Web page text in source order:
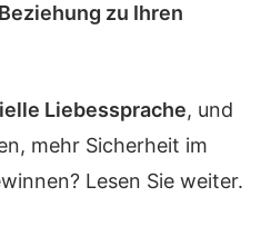
zu Ihren
Liebessprache, und
mehr Sicherheit im
Lesen Sie weiter.